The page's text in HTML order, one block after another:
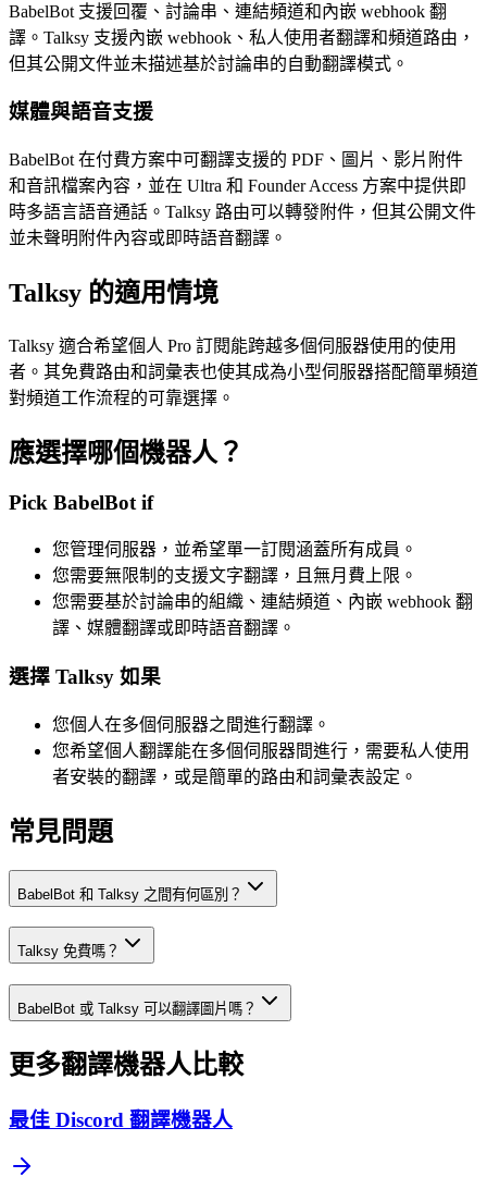
BabelBot 支援回覆、討論串、連結頻道和內嵌 webhook 翻
譯。Talksy 支援內嵌 webhook、私人使用者翻譯和頻道路由，
但其公開文件並未描述基於討論串的自動翻譯模式。
媒體與語音支援
BabelBot 在付費方案中可翻譯支援的 PDF、圖片、影片附件
和音訊檔案內容，並在 Ultra 和 Founder Access 方案中提供即
時多語言語音通話。Talksy 路由可以轉發附件，但其公開文件
並未聲明附件內容或即時語音翻譯。
Talksy 的適用情境
Talksy 適合希望個人 Pro 訂閱能跨越多個伺服器使用的使用
者。其免費路由和詞彙表也使其成為小型伺服器搭配簡單頻道
對頻道工作流程的可靠選擇。
應選擇哪個機器人？
Pick BabelBot if
您管理伺服器，並希望單一訂閱涵蓋所有成員。
您需要無限制的支援文字翻譯，且無月費上限。
您需要基於討論串的組織、連結頻道、內嵌 webhook 翻
譯、媒體翻譯或即時語音翻譯。
選擇 Talksy 如果
您個人在多個伺服器之間進行翻譯。
您希望個人翻譯能在多個伺服器間進行，需要私人使用
者安裝的翻譯，或是簡單的路由和詞彙表設定。
常見問題
BabelBot 和 Talksy 之間有何區別？
Talksy 免費嗎？
BabelBot 或 Talksy 可以翻譯圖片嗎？
更多翻譯機器人比較
最佳 Discord 翻譯機器人